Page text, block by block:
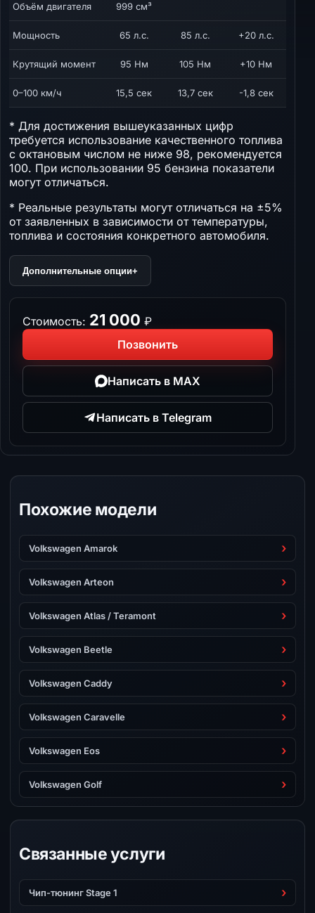
Объём двигателя 999 см³
Мощность 65 л.с. 85 л.с. +20 л.с.
Крутящий момент 95 Нм 105 Нм +10 Нм
0–100 км/ч 15,5 сек 13,7 сек -1,8 сек
* Для достижения вышеуказанных цифр
требуется использование качественного топлива
с октановым числом не ниже 98, рекомендуется
100. При использовании 95 бензина показатели
могут отличаться.
* Реальные результаты могут отличаться на ±5%
от заявленных в зависимости от температуры,
топлива и состояния конкретного автомобиля.
Дополнительные опции+
Стоимость: 21 000 ₽
Позвонить
Написать в MAX
Написать в Telegram
Похожие модели
Volkswagen Amarok
Volkswagen Arteon
Volkswagen Atlas / Teramont
Volkswagen Beetle
Volkswagen Caddy
Volkswagen Caravelle
Volkswagen Eos
Volkswagen Golf
Связанные услуги
Чип-тюнинг Stage 1